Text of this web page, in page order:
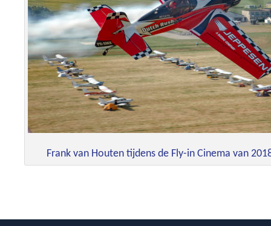
Frank van Houten tijdens de Fly-in Cinema van